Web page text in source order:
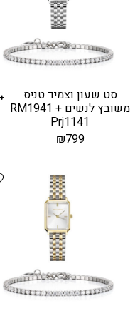
סט שעון וצמיד טניס
משובץ לנשים RM1941 +
Prj1141
₪799